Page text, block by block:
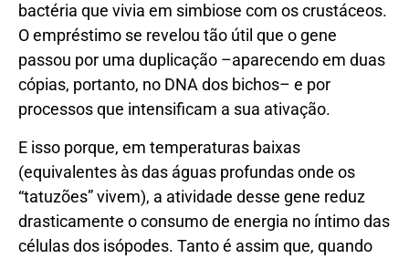
bactéria que vivia em simbiose com os crustáceos.
O empréstimo se revelou tão útil que o gene
passou por uma duplicação –aparecendo em duas
cópias, portanto, no DNA dos bichos– e por
processos que intensificam a sua ativação.
E isso porque, em temperaturas baixas
(equivalentes às das águas profundas onde os
“tatuzões” vivem), a atividade desse gene reduz
drasticamente o consumo de energia no íntimo das
células dos isópodes. Tanto é assim que, quando